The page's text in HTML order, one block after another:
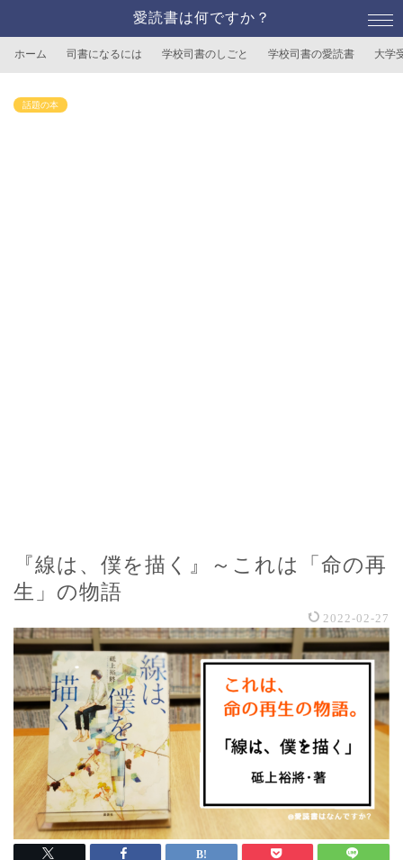
愛読書は何ですか？
ホーム 司書になるには 学校司書のしごと 学校司書の愛読書 大学
話題の本
『線は、僕を描く』～これは「命の再
生」の物語
2022-02-27